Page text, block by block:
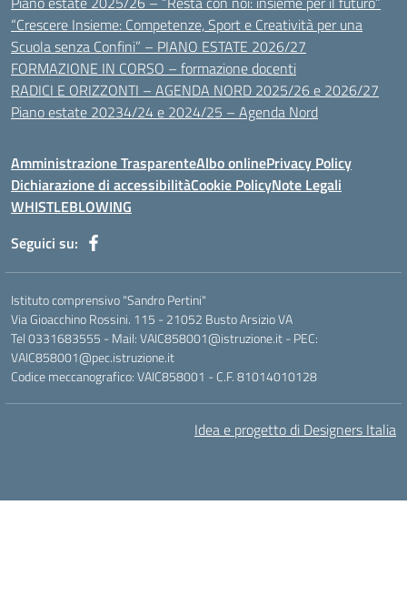
“Crescere Insieme: Competenze, Sport e Creatività per una
Scuola senza Confini” – PIANO ESTATE 2026/27
FORMAZIONE IN CORSO – formazione docenti
RADICI E ORIZZONTI – AGENDA NORD 2025/26 e 2026/27
Piano estate 20234/24 e 2024/25 – Agenda Nord
Amministrazione TrasparenteAlbo onlinePrivacy Policy
Dichiarazione di accessibilitàCookie PolicyNote Legali
WHISTLEBLOWING
Seguici su:
Istituto comprensivo "Sandro Pertini"
Via Gioacchino Rossini. 115 - 21052 Busto Arsizio VA
Tel 0331683555 - Mail: VAIC858001@istruzione.it - PEC:
VAIC858001@pec.istruzione.it
Codice meccanografico: VAIC858001 - C.F. 81014010128
Idea e progetto di Designers Italia